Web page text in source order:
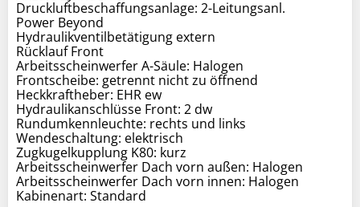
Druckluftbeschaffungsanlage: 2-Leitungsanl.
Power Beyond
Hydraulikventilbetätigung extern
Rücklauf Front
Arbeitsscheinwerfer A-Säule: Halogen
Frontscheibe: getrennt nicht zu öffnend
Heckkraftheber: EHR ew
Hydraulikanschlüsse Front: 2 dw
Rundumkennleuchte: rechts und links
Wendeschaltung: elektrisch
Zugkugelkupplung K80: kurz
Arbeitsscheinwerfer Dach vorn außen: Halogen
Arbeitsscheinwerfer Dach vorn innen: Halogen
Kabinenart: Standard